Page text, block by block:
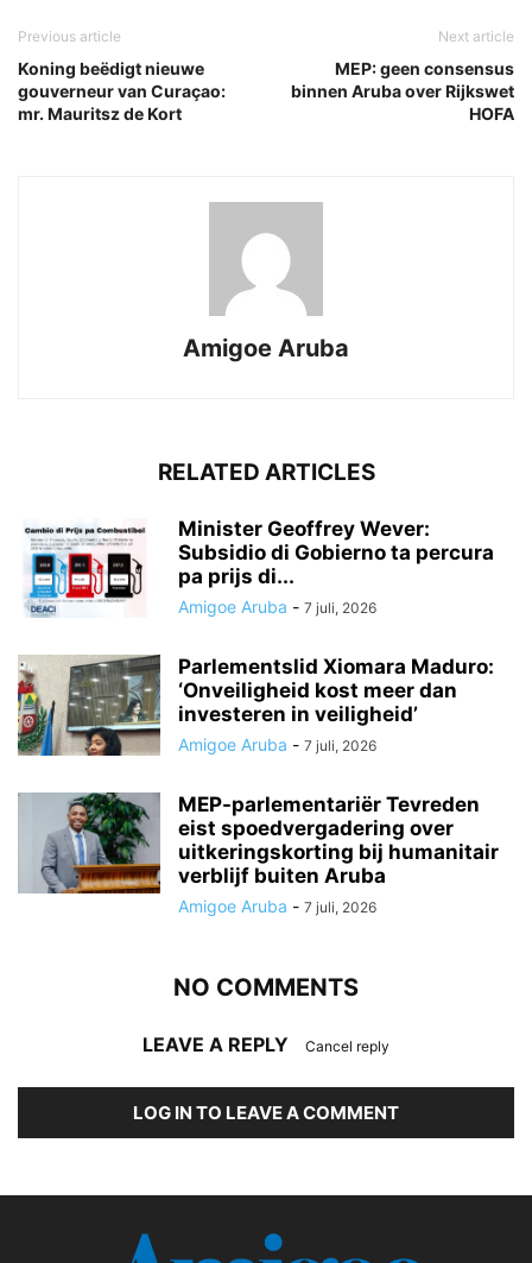
Previous article
Koning beëdigt nieuwe
gouverneur van Curaçao:
mr. Mauritsz de Kort
Next article
MEP: geen consensus
binnen Aruba over Rijkswet
HOFA
Amigoe Aruba
RELATED ARTICLES
Minister Geoffrey Wever:
Subsidio di Gobierno ta percura
pa prijs di...
Amigoe Aruba - 7 juli, 2026
Parlementslid Xiomara Maduro:
‘Onveiligheid kost meer dan
investeren in veiligheid’
Amigoe Aruba - 7 juli, 2026
MEP-parlementariër Tevreden
eist spoedvergadering over
uitkeringskorting bij humanitair
verblijf buiten Aruba
Amigoe Aruba - 7 juli, 2026
NO COMMENTS
LEAVE A REPLY Cancel reply
LOG IN TO LEAVE A COMMENT